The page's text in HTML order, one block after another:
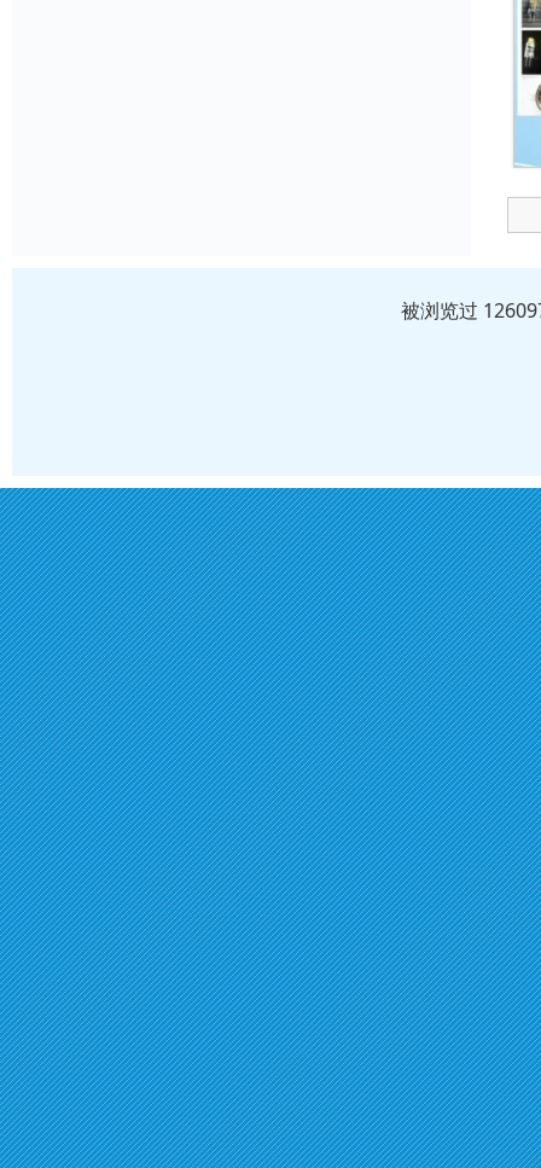
被浏览过